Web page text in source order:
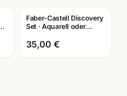
Faber-Castell Discovery
Set · Aquarell oder
· Künstlerbedarf
35,00 €